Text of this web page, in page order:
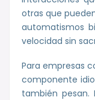
otras que
automatismos
velocidad sin
Para empresas
componente
también pesan.